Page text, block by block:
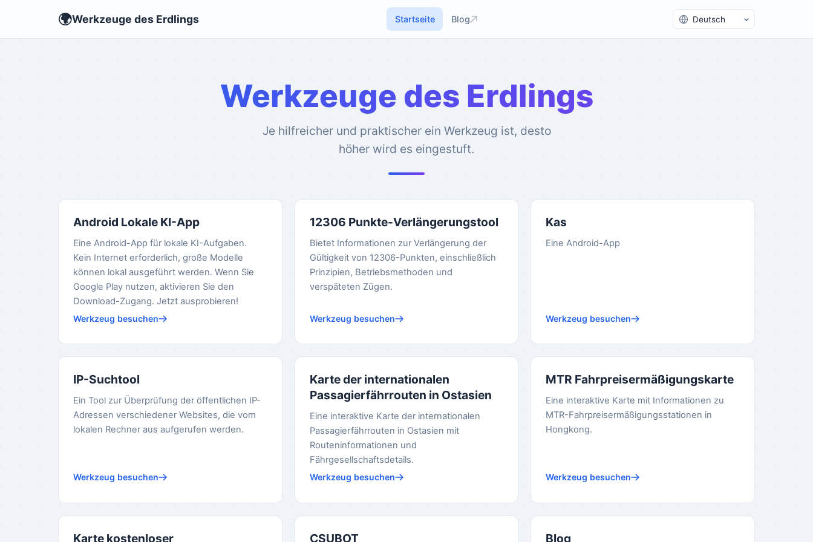
🌍Werkzeuge des Erdlings Startseite Blog Sprache wechseln
Werkzeuge des Erdlings
Je hilfreicher und praktischer ein Werkzeug ist, desto
höher wird es eingestuft.
Android Lokale KI-App
Eine Android-App für lokale KI-Aufgaben.
Kein Internet erforderlich, große Modelle
können lokal ausgeführt werden. Wenn Sie
Google Play nutzen, aktivieren Sie den
Download-Zugang. Jetzt ausprobieren!
Werkzeug besuchen
12306 Punkte-Verlängerungstool
Bietet Informationen zur Verlängerung der
Gültigkeit von 12306-Punkten, einschließlich
Prinzipien, Betriebsmethoden und
verspäteten Zügen.
Werkzeug besuchen
Kas
Eine Android-App
Werkzeug besuchen
IP-Suchtool
Ein Tool zur Überprüfung der öffentlichen IP-
Adressen verschiedener Websites, die vom
lokalen Rechner aus aufgerufen werden.
Werkzeug besuchen
Karte der internationalen
Passagierfährrouten in Ostasien
Eine interaktive Karte der internationalen
Passagierfährrouten in Ostasien mit
Routeninformationen und
Fährgesellschaftsdetails.
Werkzeug besuchen
MTR Fahrpreisermäßigungskarte
Eine interaktive Karte mit Informationen zu
MTR-Fahrpreisermäßigungsstationen in
Hongkong.
Werkzeug besuchen
Karte kostenloser CSUBOT Blog